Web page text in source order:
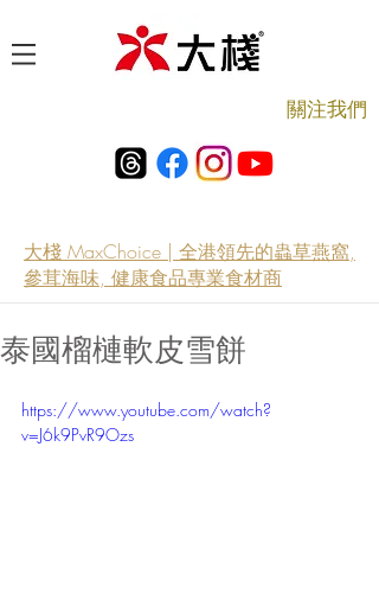
​關注我們
大棧 MaxChoice | 全港領先的蟲草燕窩,
參茸海味, 健康食品專業食材商
泰國榴槤軟皮雪餅
https://www.youtube.com/watch?
v=J6k9PvR9Ozs